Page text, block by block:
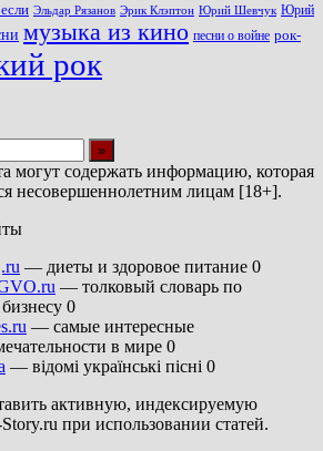
Эльдар Рязанов Эрик Клэптон Юрий Шевчук Юрий
музыка из кино песни о войне рок-
рок
могут содержать информацию, которая
несовершеннолетним лицам [18+].
— диеты и здоровое питание 0
— толковый словарь по
0
— самые интересные
в мире 0
— відомі українські пісні 0
активную, индексируемую
при использовании статей.